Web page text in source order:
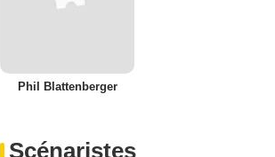
Phil Blattenberger
Scénaristes